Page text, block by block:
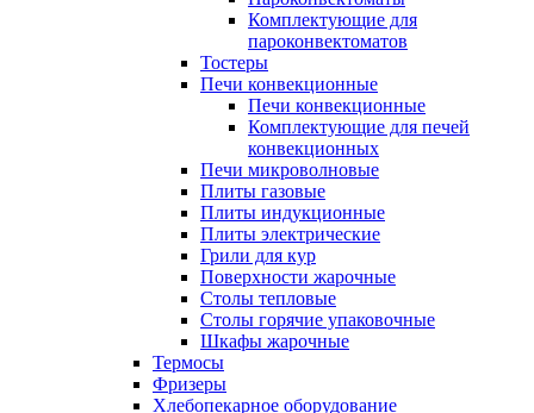
Комплектующие для
пароконвектоматов
Тостеры
Печи конвекционные
Печи конвекционные
Комплектующие для печей
конвекционных
Печи микроволновые
Плиты газовые
Плиты индукционные
Плиты электрические
Грили для кур
Поверхности жарочные
Столы тепловые
Столы горячие упаковочные
Шкафы жарочные
Термосы
Фризеры
Хлебопекарное оборудование